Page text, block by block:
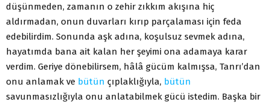
düşünmeden, zamanın o zehir zıkkım akışına hiç
aldırmadan, onun duvarları kırıp parçalaması için feda
edebilirdim. Sonunda aşk adına, koşulsuz sevmek adına,
hayatımda bana ait kalan her şeyimi ona adamaya karar
verdim. Geriye dönebilirsem, hâlâ gücüm kalmışsa, Tanrı’dan
onu anlamak ve bütün çıplaklığıyla, bütün
savunmasızlığıyla onu anlatabilmek gücü istedim. Başka bir